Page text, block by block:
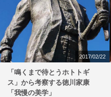
2017/02/22
「鳴くまで待とうホトトギ
ス」から考察する徳川家康
「我慢の美学」